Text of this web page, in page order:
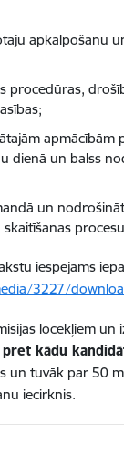
apkalpošanu
procedūras,
apmācībām
dienā un balss
un
iespējams
3227/
locekļiem un
kādu
un tuvāk par 50
iecirknis.